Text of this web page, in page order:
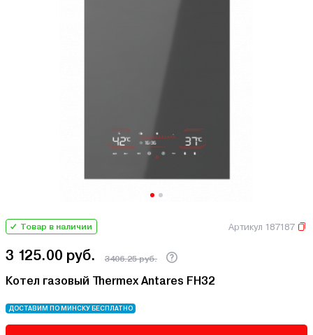
Товар в наличии Артикул 187187
3 125.00 руб. 3406.25 руб.
Котел газовый Thermex Antares FH32
ДОСТАВИМ ПО МИНСКУ БЕСПЛАТНО